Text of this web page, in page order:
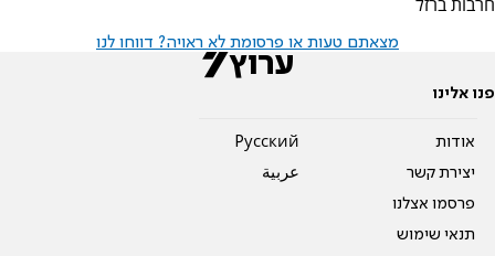
מצאתם טעות או פרסומת לא ראויה? דווחו לנו
פנו אלינו
אודות
יצירת קשר
פרסמו אצלנו
תנאי שימוש
Pусский
عربية